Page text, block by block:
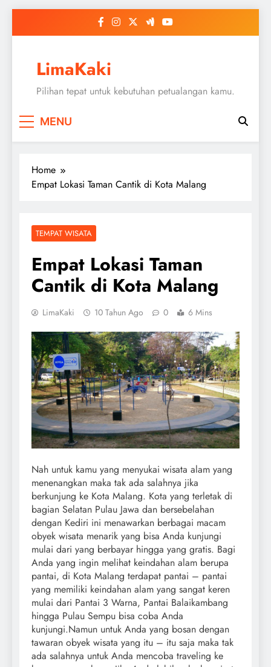
LimaKaki
Pilihan tepat untuk kebutuhan petualangan kamu.
MENU
Home
Empat Lokasi Taman Cantik di Kota Malang
TEMPAT WISATA
Empat Lokasi Taman
Cantik di Kota Malang
LimaKaki 10 Tahun Ago 0 6 Mins
Nah untuk kamu yang menyukai wisata alam yang
menenangkan maka tak ada salahnya jika
berkunjung ke Kota Malang. Kota yang terletak di
bagian Selatan Pulau Jawa dan bersebelahan
dengan Kediri ini menawarkan berbagai macam
obyek wisata menarik yang bisa Anda kunjungi
mulai dari yang berbayar hingga yang gratis. Bagi
Anda yang ingin melihat keindahan alam berupa
pantai, di Kota Malang terdapat pantai – pantai
yang memiliki keindahan alam yang sangat keren
mulai dari Pantai 3 Warna, Pantai Balaikambang
hingga Pulau Sempu bisa coba Anda
kunjungi.Namun untuk Anda yang bosan dengan
tawaran obyek wisata yang itu – itu saja maka tak
ada salahnya untuk Anda mencoba traveling ke